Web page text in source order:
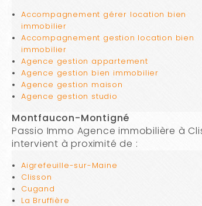
Accompagnement gérer location bien
immobilier
Accompagnement gestion location bien
immobilier
Agence gestion appartement
Agence gestion bien immobilier
Agence gestion maison
Agence gestion studio
Montfaucon-Montigné
Passio Immo Agence immobilière à
intervient à proximité de :
Aigrefeuille-sur-Maine
Clisson
Cugand
La Bruffière